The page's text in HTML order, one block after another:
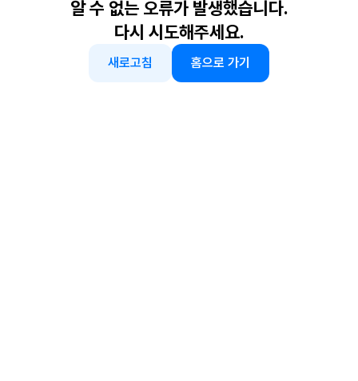
알 수 없는 오류가 발생했습니다.
다시 시도해주세요.
새로고침 홈으로 가기